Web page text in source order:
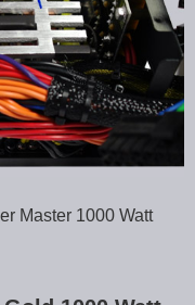
Master 1000 Watt